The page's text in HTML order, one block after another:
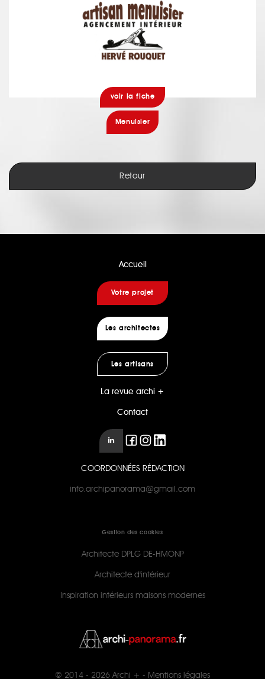
voir la fiche
Menuisier
Retour
Accueil
Votre projet
Les architectes
Les artisans
La revue archi +
Contact
COORDONNÉES RÉDACTION
info.archipanorama@gmail.com
Gestion des cookies
Architecte DPLG DE-HMONP
Architecte d'intérieur
Inspiration intérieurs maisons modernes
© 2014 - 2026 Archi + - Mentions légales